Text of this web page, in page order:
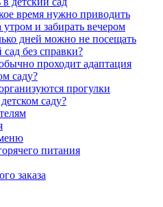
время нужно приводить
утром и забирать вечером
дней можно не посещать
сад без справки?
проходит адаптация
саду?
прогулки
саду?
питания
заказа